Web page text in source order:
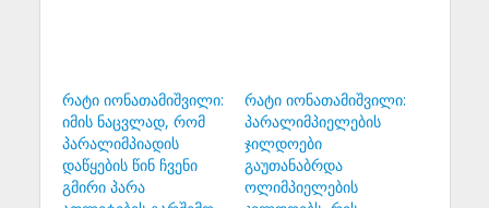
რატი იონათამიშვილი:
იმის ნაცვლად, რომ
პარალიმპიადის
დაწყების წინ ჩვენი
გმირი პარა
რატი იონათამიშვილი:
პარალიმპიელების
ჯილდოები
გაუთანაბრდა
ოლიმპიელების